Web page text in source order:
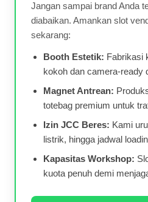
Jangan sampai brand Anda
diabaikan. Amankan slot
sekarang:
Booth Estetik: Fabrikasi
kokoh dan camera-ready
Magnet Antrean:
totebag premium untuk
Izin JCC Beres: Kami
listrik, hingga jadwal
Kapasitas Workshop:
kuota penuh demi